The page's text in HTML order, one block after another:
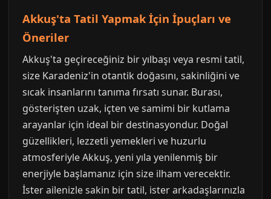
Akkuş'ta Tatil Yapmak İçin İpuçları ve
Öneriler
Akkuş'ta geçireceğiniz bir yılbaşı veya resmi tatil,
size Karadeniz'in otantik doğasını, sakinliğini ve
sıcak insanlarını tanıma fırsatı sunar. Burası,
gösterişten uzak, içten ve samimi bir kutlama
arayanlar için ideal bir destinasyondur. Doğal
güzellikleri, lezzetli yemekleri ve huzurlu
atmosferiyle Akkuş, yeni yıla yenilenmiş bir
enerjiyle başlamanız için size ilham verecektir.
İster ailenizle sakin bir tatil, ister arkadaşlarınızla